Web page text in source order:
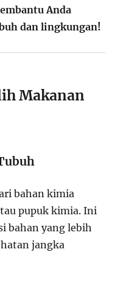
Anda
dan lingkungan!
Makanan
bahan kimia
pupuk kimia. Ini
bahan yang lebih
jangka